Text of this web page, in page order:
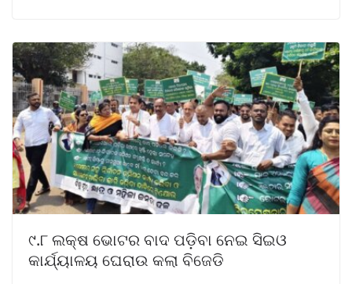
୯.୮ ଲକ୍ଷ ଭୋଟର ବାଦ ପଡ଼ିବା ନେଇ ସିଇଓ
କାର୍ଯ୍ୟାଳୟ ଘେରାଉ କଲା ବିଜେଡି